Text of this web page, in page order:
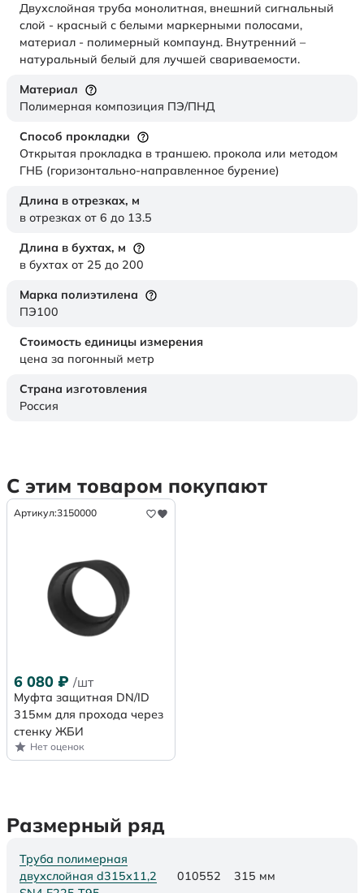
Двухслойная труба монолитная, внешний сигнальный
слой - красный с белыми маркерными полосами,
материал - полимерный компаунд. Внутренний –
натуральный белый для лучшей свариваемости.
Материал
Полимерная композиция ПЭ/ПНД
Способ прокладки
Открытая прокладка в траншею. прокола или методом
ГНБ (горизонтально-направленное бурение)
Длина в отрезках, м
в отрезках от 6 до 13.5
Длина в бухтах, м
в бухтах от 25 до 200
Марка полиэтилена
ПЭ100
Стоимость единицы измерения
цена за погонный метр
Страна изготовления
Россия
С этим товаром покупают
Артикул:3150000
6 080 ₽ /шт
Муфта защитная DN/ID
315мм для прохода через
стенку ЖБИ
Нет оценок
Размерный ряд
Труба полимерная
двухслойная d315х11,2
010552 315 мм